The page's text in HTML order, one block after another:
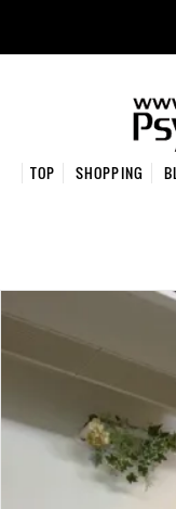
TOP SHOPPING